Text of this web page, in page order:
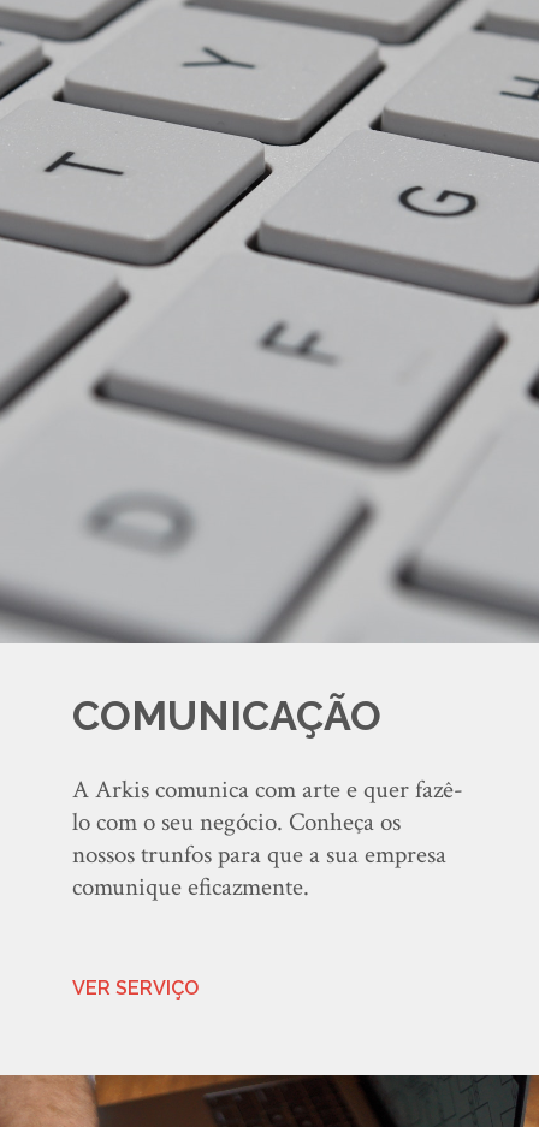
COMUNICAÇÃO
A Arkis comunica com arte e quer fazê-
lo com o seu negócio. Conheça os
nossos trunfos para que a sua empresa
comunique eficazmente.
VER SERVIÇO